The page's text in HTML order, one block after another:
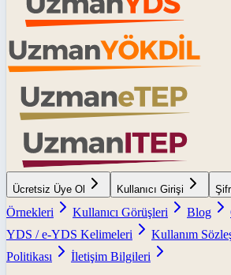
Ücretsiz Üye Ol Kullanıcı Girişi
Örnekleri
Kullanıcı Görüşleri Blog
YDS / e-YDS Kelimeleri
Kullanım
Politikası
İletişim Bilgileri